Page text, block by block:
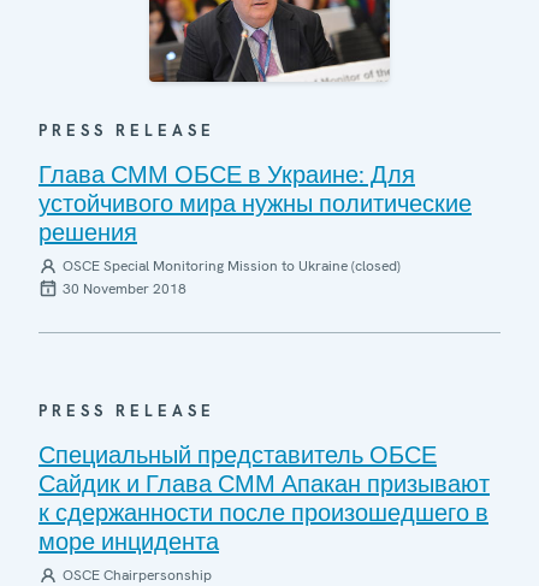
PRESS RELEASE
Глава СММ ОБСЕ в Украине: Для
устойчивого мира нужны политические
решения
OSCE Special Monitoring Mission to Ukraine (closed)
30 November 2018
PRESS RELEASE
Специальный представитель ОБСЕ
Сайдик и Глава СММ Апакан призывают
к сдержанности после произошедшего в
море инцидента
OSCE Chairpersonship